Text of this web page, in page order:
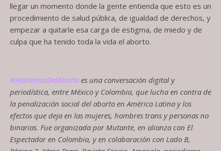
llegar un momento donde la gente entienda que esto es un
procedimiento de salud pública, de igualdad de derechos, y
empezar a quitarle esa carga de estigma, de miedo y de
culpa que ha tenido toda la vida el aborto.
#HablemosDelAborto es una conversación digital y
periodística, entre México y Colombia, que lucha en contra de
la penalización social del aborto en América Latina y los
efectos que deja en las mujeres, hombres trans y personas no
binarias. Fue organizada por Mutante, en alianza con El
Espectador en Colombia, y en colaboración con Lado B,